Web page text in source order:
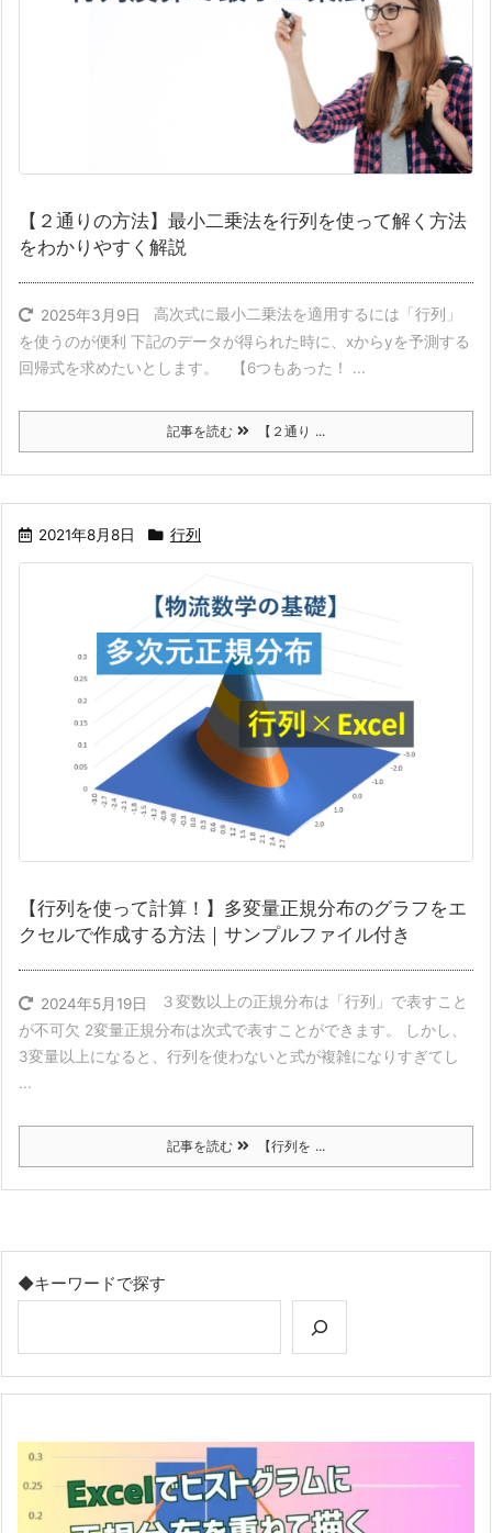
【２通りの方法】最小二乗法を行列を使って解く方法
をわかりやすく解説
2025年3月9日
高次式に最小二乗法を適用するには「行列」
を使うのが便利 下記のデータが得られた時に、xからyを予測する
回帰式を求めたいとします。 【6つもあった！ ...
記事を読む 【２通り ...
2021年8月8日 行列
【行列を使って計算！】多変量正規分布のグラフをエ
クセルで作成する方法｜サンプルファイル付き
2024年5月19日
３変数以上の正規分布は「行列」で表すこと
が不可欠 2変量正規分布は次式で表すことができます。 しかし、
3変量以上になると、行列を使わないと式が複雑になりすぎてし
...
記事を読む 【行列を ...
◆キーワードで探す